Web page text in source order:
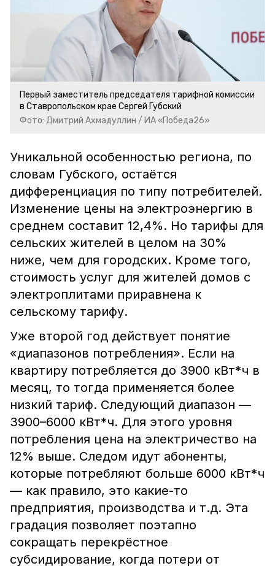
Первый заместитель председателя тарифной комиссии
в Ставропольском крае Сергей Губский
Фото: Дмитрий Ахмадуллин / ИА «Победа26»
Уникальной особенностью региона, по
словам Губского, остаётся
дифференциация по типу потребителей.
Изменение цены на электроэнергию в
среднем составит 12,4%. Но тарифы для
сельских жителей в целом на 30%
ниже, чем для городских. Кроме того,
стоимость услуг для жителей домов с
электроплитами приравнена к
сельскому тарифу.
Уже второй год действует понятие
«диапазонов потребления». Если на
квартиру потребляется до 3900 кВт*ч в
месяц, то тогда применяется более
низкий тариф. Следующий диапазон —
3900–6000 кВт*ч. Для этого уровня
потребления цена на электричество на
12% выше. Следом идут абоненты,
которые потребляют больше 6000 кВт*ч
— как правило, это какие-то
предприятия, производства и т.д. Эта
градация позволяет поэтапно
сокращать перекрёстное
субсидирование, когда потери от